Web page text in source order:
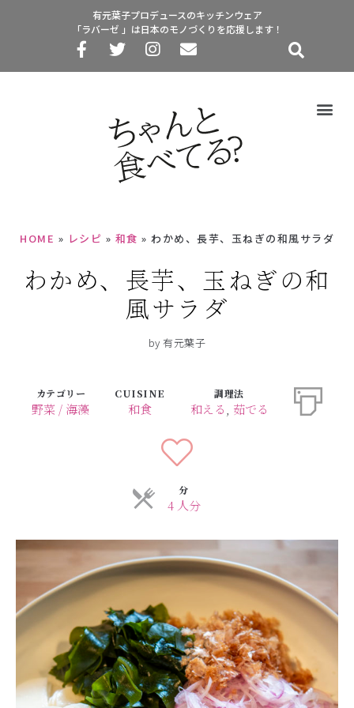
有元葉子プロデュースのキッチンウェア
「ラバーゼ 」は日本のモノづくりを応援します！
HOME » レシピ » 和食 » わかめ、長芋、玉ねぎの和風サラダ
わかめ、長芋、玉ねぎの和
風サラダ
by 有元葉子
カテゴリー
野菜 / 海藻
CUISINE
和食
調理法
和える, 茹でる
分
4 人分